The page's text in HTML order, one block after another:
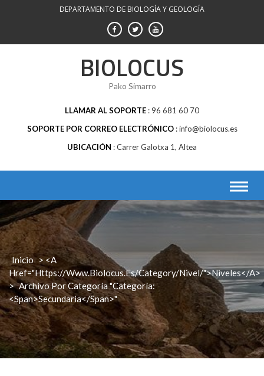
DEPARTAMENTO DE BIOLOGÍA Y GEOLOGÍA
BIOLOCUS
Pako Simarro
LLAMAR AL SOPORTE 96 681 60 70
SOPORTE POR CORREO ELECTRÓNICO info@biolocus.es
UBICACIÓN
Carrer Galotxa 1, Altea
Inicio > <a
Href="https://www.biolocus.es/category/nivel/">Niveles</a>
> Archivo Por Categoría "Categoría:
<span>Secundaria</span>"